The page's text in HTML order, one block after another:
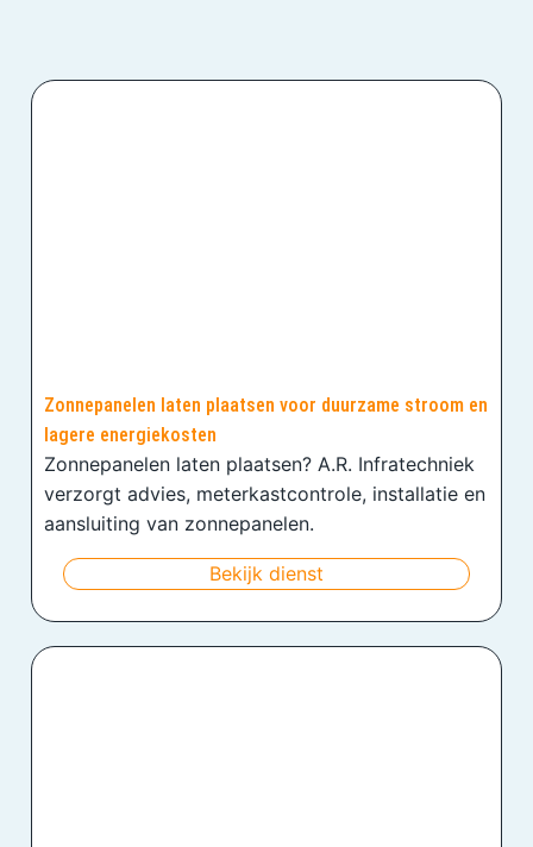
Zonnepanelen laten plaatsen voor duurzame stroom en
lagere energiekosten
Zonnepanelen laten plaatsen? A.R. Infratechniek
verzorgt advies, meterkastcontrole, installatie en
aansluiting van zonnepanelen.
Bekijk dienst